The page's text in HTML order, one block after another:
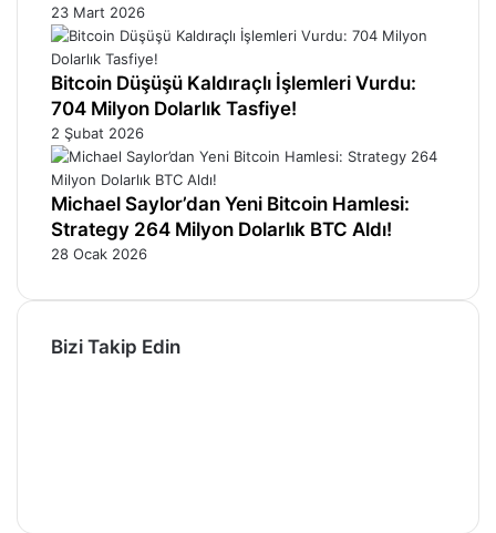
23 Mart 2026
Bitcoin Düşüşü Kaldıraçlı İşlemleri Vurdu:
704 Milyon Dolarlık Tasfiye!
2 Şubat 2026
Michael Saylor’dan Yeni Bitcoin Hamlesi:
Strategy 264 Milyon Dolarlık BTC Aldı!
28 Ocak 2026
Bizi Takip Edin